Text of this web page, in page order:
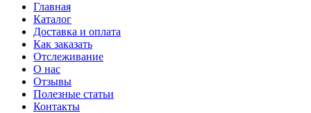
Главная
Каталог
Доставка и оплата
Как заказать
Отслеживание
О нас
Отзывы
Полезные статьи
Контакты